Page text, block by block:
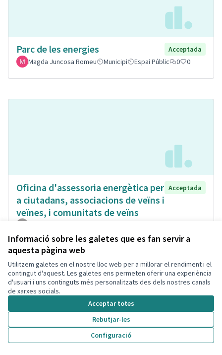
Informació sobre les galetes que es fan servir a
aquesta pàgina web
Utilitzem galetes en el nostre lloc web per a millorar el rendiment i el
contingut d'aquest. Les galetes ens permeten oferir una experiència
d'usuari i uns continguts més personalitzats des dels nostres canals
de xarxes socials.
Acceptar totes
Rebutjar-les
Configuració
Parc de les energies
Acceptada
Magda Juncosa Romeu
Municipi Espai Públic 0 0
Oficina d'assessoria energètica per
a ciutadans, associacions de veïns i
veïnes, i comunitats de veïns
Acceptada